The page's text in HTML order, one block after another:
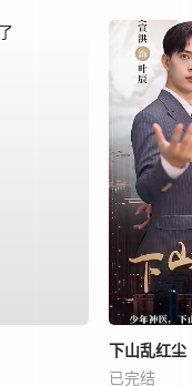
下山乱红尘
已完结